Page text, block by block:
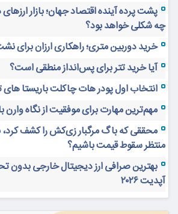
چه شکلی خواهد بود؟
خرید دوربین متری؛ راهکاری ارزان برای
آیا خرید تتر برای پس‌انداز منطقی است؟
انتخاب اول پودر هات چاکلت باریستا های
مهم‌ترین مهارت برای موفقیت از نگاه
محققی که باگ مرگبار زی‌کش را کشف کرد،
منتظر سقوط قیمت باشیم؟
بهترین صرافی ارز دیجیتال خارجی بدون
آپدیت ۲۰۲۶